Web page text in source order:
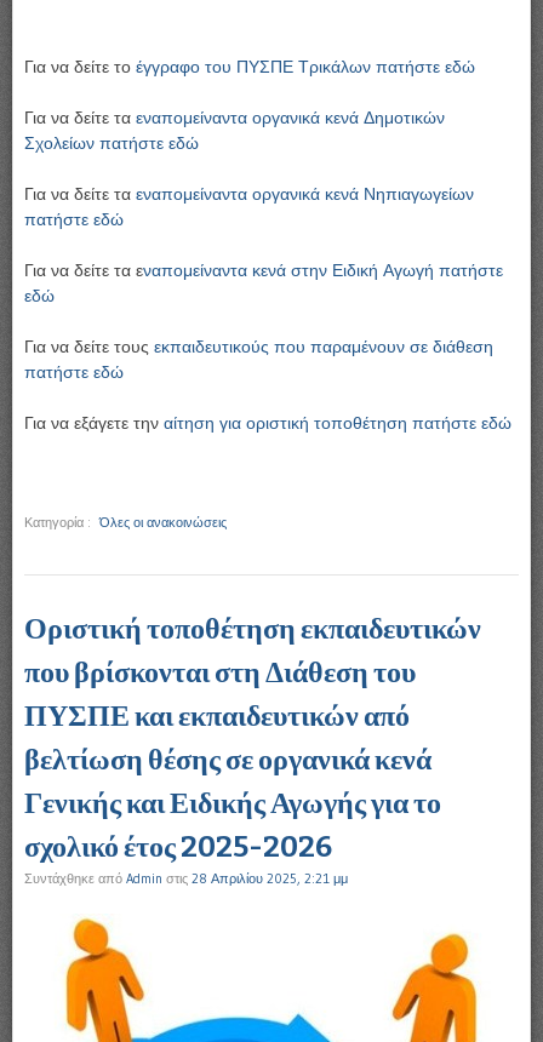
Για να δείτε το έγγραφο του ΠΥΣΠΕ Τρικάλων πατήστε εδώ
Για να δείτε τα εναπομείναντα οργανικά κενά Δημοτικών
Σχολείων πατήστε εδώ
Για να δείτε τα εναπομείναντα οργανικά κενά Νηπιαγωγείων
πατήστε εδώ
Για να δείτε τα εναπομείναντα κενά στην Ειδική Αγωγή πατήστε
εδώ
Για να δείτε τους εκπαιδευτικούς που παραμένουν σε διάθεση
πατήστε εδώ
Για να εξάγετε την αίτηση για οριστική τοποθέτηση πατήστε εδώ
Κατηγορία :Όλες οι ανακοινώσεις
Οριστική τοποθέτηση εκπαιδευτικών
που βρίσκονται στη Διάθεση του
ΠΥΣΠΕ και εκπαιδευτικών από
βελτίωση θέσης σε οργανικά κενά
Γενικής και Ειδικής Αγωγής για το
σχολικό έτος 2025-2026
Συντάχθηκε από Admin στις 28 Απριλίου 2025, 2:21 μμ